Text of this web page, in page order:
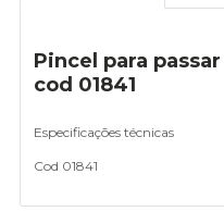
Pincel para
cod 01841
Especificações técnicas
Cod 01841